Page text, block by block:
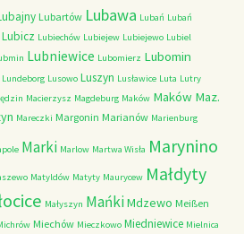
Lubartów Lubawa Lubań Lubań
Lubicz Lubiechów Lubiejew Lubiejewo Lubiel
Lubniewice Lubomierz Lubomin
Lundeborg Lusowo Luszyn Lusławice Luta Lutry
Macierzysz Magdeburg Maków Maków Maz.
Mareczki Margonin Marianów Marienburg
Marki Marlow Martwa Wisła Marynino
Matyldów Matyty Maurycew Małdyty
Małyszyn MańkiMdzewo Meißen
Miechów Mieczkowo Miedniewice Mielnica